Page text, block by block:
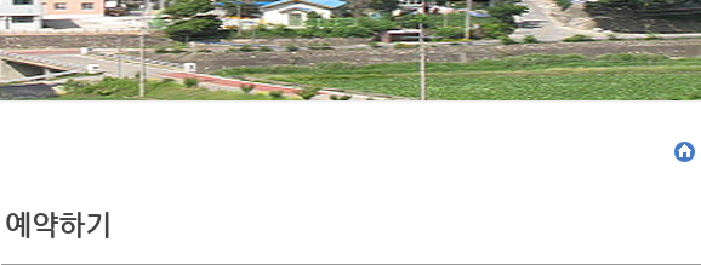
예약하기